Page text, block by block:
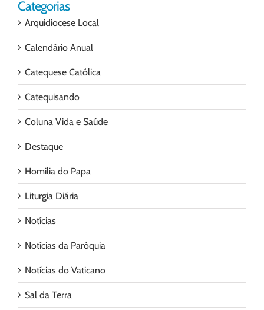
Categorias
Arquidiocese Local
Calendário Anual
Catequese Católica
Catequisando
Coluna Vida e Saúde
Destaque
Homilia do Papa
Liturgia Diária
Notícias
Notícias da Paróquia
Notícias do Vaticano
Sal da Terra